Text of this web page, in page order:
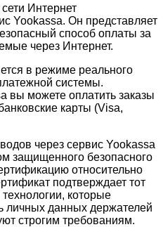
Интернет
Yookassa. Он представляет
способ оплаты за
через Интернет.
в режиме реального
системы.
вы можете оплатить заказы
карты (Visa,
через сервис Yookassa
защищенного безопасного
относительно
подтверждает тот
которые
личных данных держателей
строгим требованиям.